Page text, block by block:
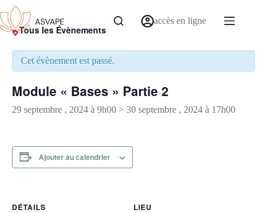
accès en ligne
« Tous les Évènements
Cet évènement est passé.
Module « Bases » Partie 2
29 septembre , 2024 à 9h00 > 30 septembre , 2024 à 17h00
Ajouter au calendrier
DÉTAILS
LIEU